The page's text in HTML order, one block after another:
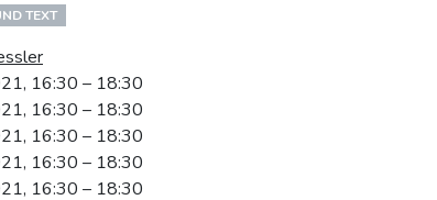
TEXT
16:30 – 18:30
16:30 – 18:30
16:30 – 18:30
16:30 – 18:30
16:30 – 18:30